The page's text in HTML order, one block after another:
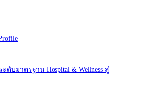
ะดับมาตรฐาน Hospital & Wellness สู่